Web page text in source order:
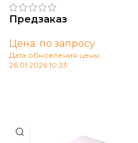
Предзаказ
Цена: по запросу
Дата обновления цены:
26.01.2026 10:23